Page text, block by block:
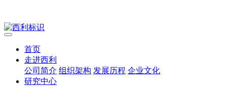
首页
走进西利
公司简介 组织架构 发展历程 企业文化
研究中心